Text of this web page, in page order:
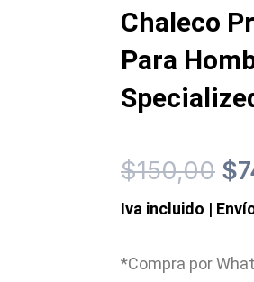
Chaleco
Para
$150,00 El
$
Iva incluido |
*Compra por